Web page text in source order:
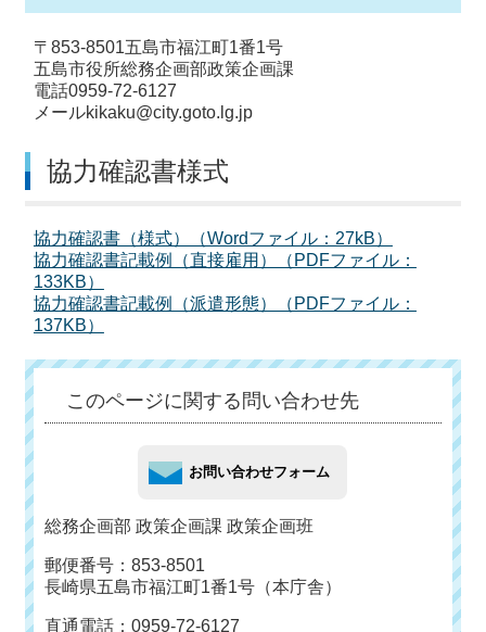
〒853-8501五島市福江町1番1号
五島市役所総務企画部政策企画課
電話0959-72-6127
メールkikaku@city.goto.lg.jp
協力確認書様式
協力確認書（様式）（Wordファイル：27kB）
協力確認書記載例（直接雇用）（PDFファイル：
133KB）
協力確認書記載例（派遣形態）（PDFファイル：
137KB）
このページに関する問い合わせ先
総務企画部 政策企画課 政策企画班
郵便番号：853-8501
長崎県五島市福江町1番1号（本庁舎）
直通電話：0959-72-6127